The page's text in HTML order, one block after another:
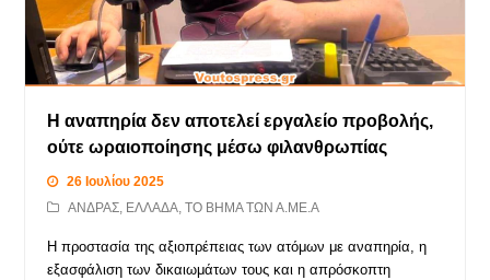
Η αναπηρία δεν αποτελεί εργαλείο προβολής,
ούτε ωραιοποίησης μέσω φιλανθρωπίας
26 Ιουλίου 2025
ΑΝΔΡΑΣ, ΕΛΛΑΔΑ,ΤΟ ΒΗΜΑ ΤΩΝ Α.ΜΕ.Α
Η προστασία της αξιοπρέπειας των ατόμων με αναπηρία, η
εξασφάλιση των δικαιωμάτων τους και η απρόσκοπτη